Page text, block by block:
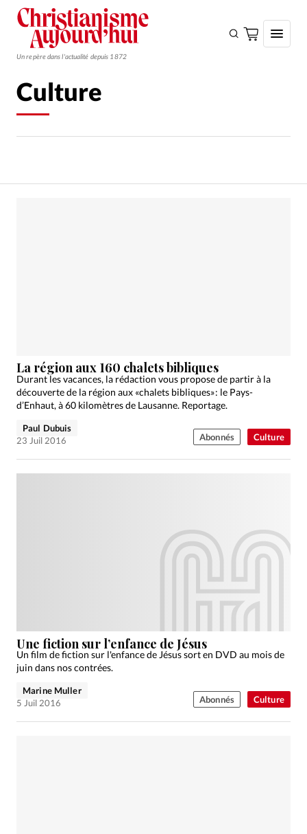
Un repère dans l'actualité depuis 1872
RUBRIQUES
Tous les articles
Actualité chrétienne
Actualité internationale
Chronique
Culture
Opinions
Relations Aujourd'hui
Société
Tour du monde des Eglises
Trait d'Ixène
Vécu
Vie Intérieure
Culture
Culture
La région aux 160 chalets bibliques
Durant les vacances, la rédaction vous propose de partir à la
découverte de la région aux «chalets bibliques» : le Pays-
d’Enhaut, à 60 kilomètres de Lausanne. Reportage.
Paul Dubuis
23 Juil 2016
Abonnés
Culture
Une fiction sur l’enfance de Jésus
Un film de fiction sur l'enfance de Jésus sort en DVD au mois de
juin dans nos contrées.
Marine Muller
5 Juil 2016
Abonnés